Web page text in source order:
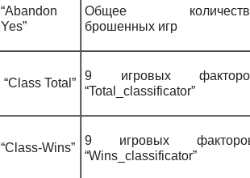
“Abandon
Yes”
Общее
брошенных игр
“Class Total”
9 игровых
“Total_classificator”
“Class-Wins”
9 игровых
“Wins_classificator”